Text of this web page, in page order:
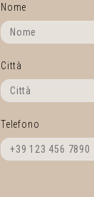
Nome
Città
Telefono